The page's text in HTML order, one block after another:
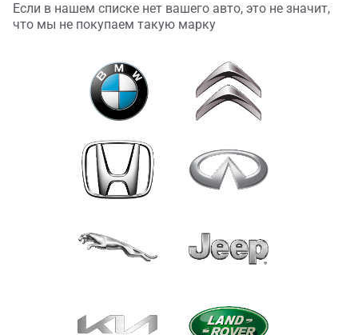
Если в нашем списке нет вашего авто, это не значит,
что мы не покупаем такую марку